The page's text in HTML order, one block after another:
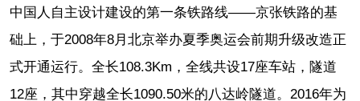
中国人自主设计建设的第一条铁路线——京张铁路的基
础上，于2008年8月北京举办夏季奥运会前期升级改造正
式开通运行。全长108.3Km，全线共设17座车站，隧道
12座，其中穿越全长1090.50米的八达岭隧道。2016年为